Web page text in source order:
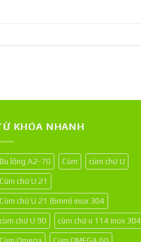
KHÓA NHANH
Bu lông A2-70 Cùm cùm chữ U
Cùm chữ U 21
Cùm chữ U 21 (6mm) inox 304
cùm chữ U 90 cùm chữ u 114 inox 304